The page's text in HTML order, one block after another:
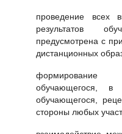
проведение всех
результатов
предусмотрена с
дистанционных
формирование
обучающегося, в
обучающегося,
стороны любых